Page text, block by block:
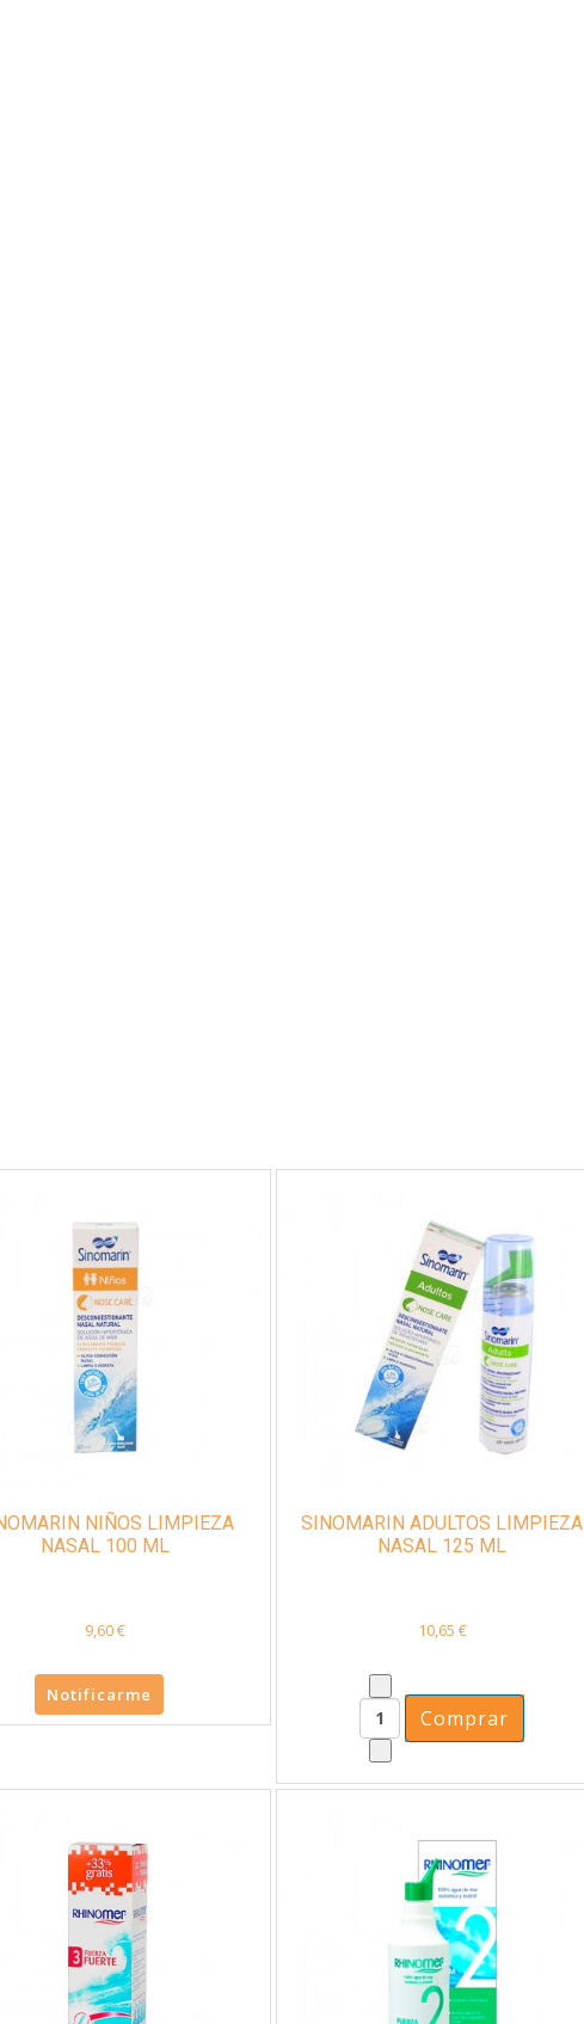
NIÑOS LIMPIEZA
NASAL 100 ML
9,60 €
Notificarme
SINOMARIN ADULTOS LIMPIEZA
NASAL 125 ML
10,65 €